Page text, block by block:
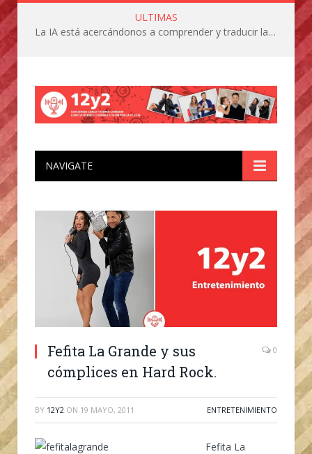
ULTIMAS
La IA está acercándonos a comprender y traducir las vocalizaciones y comportamientos de nuestras mascotas
NAVIGATE
Fefita La Grande y sus
cómplices en Hard Rock.
0
BY 12Y2 ON 19 MAYO, 2011 ENTRETENIMIENTO
Fefita La